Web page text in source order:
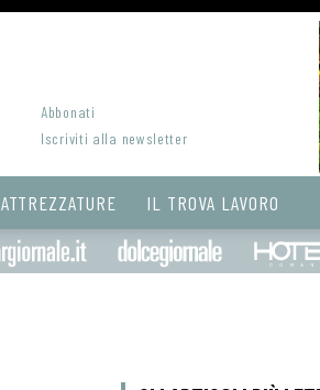
Abbonati
Iscriviti alla newsletter
ATTREZZATURE IL TROVA LAVORO
Bargiornale